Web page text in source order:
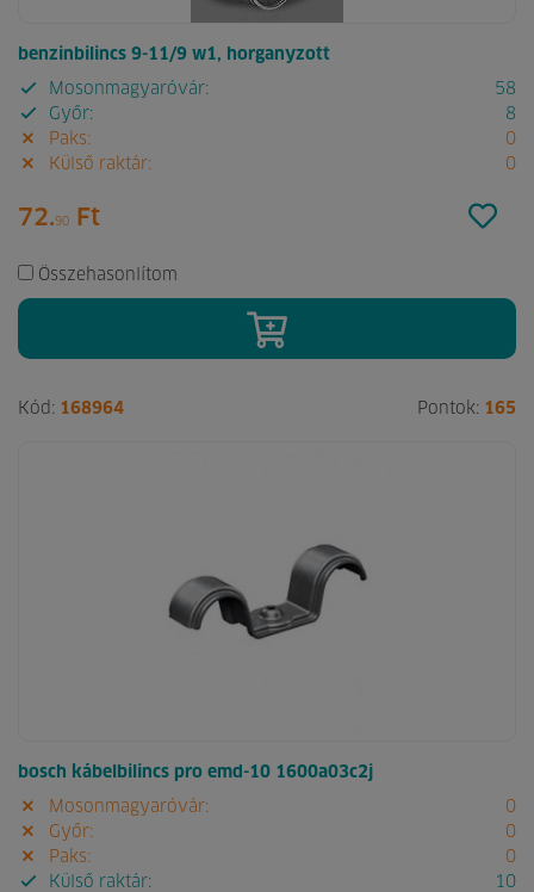
benzinbilincs 9-11/9 w1, horganyzott
Mosonmagyaróvár:
58
Győr:
8
Paks:
0
Külső raktár:
0
72.90 Ft
Összehasonlítom
Kód: 168964 Pontok: 165
bosch kábelbilincs pro emd-10 1600a03c2j
Mosonmagyaróvár:
0
Győr:
0
Paks:
0
Külső raktár:
10